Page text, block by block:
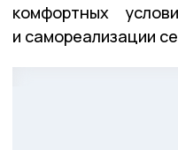
комфортных
и самореализации